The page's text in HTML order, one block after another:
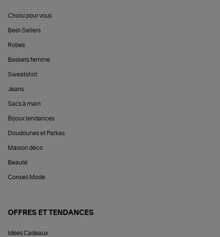
Choisi pour vous
Best-Sellers
Robes
Baskets femme
Sweatshirt
Jeans
Sacs à main
Bijoux tendances
Doudounes et Parkas
Maison déco
Beauté
Conseil Mode
OFFRES ET TENDANCES
Idées Cadeaux